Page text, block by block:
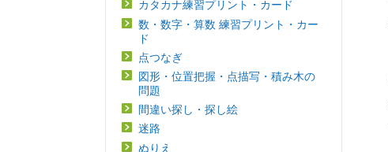
カタカナ練習プリント・カード
数・数字・算数 練習プリント・カー
ド
点つなぎ
図形・位置把握・点描写・積み木の
問題
間違い探し・探し絵
迷路
ぬりえ